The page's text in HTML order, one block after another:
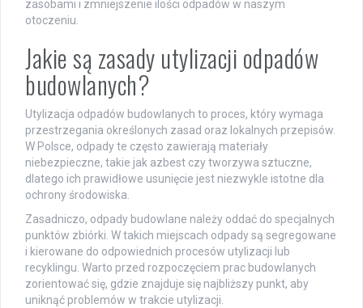
zasobami i zmniejszenie ilości odpadów w naszym
otoczeniu.
Jakie są zasady utylizacji odpadów
budowlanych?
Utylizacja odpadów budowlanych to proces, który wymaga
przestrzegania określonych zasad oraz lokalnych przepisów.
W Polsce, odpady te często zawierają materiały
niebezpieczne, takie jak azbest czy tworzywa sztuczne,
dlatego ich prawidłowe usunięcie jest niezwykle istotne dla
ochrony środowiska.
Zasadniczo, odpady budowlane należy oddać do specjalnych
punktów zbiórki. W takich miejscach odpady są segregowane
i kierowane do odpowiednich procesów utylizacji lub
recyklingu. Warto przed rozpoczęciem prac budowlanych
zorientować się, gdzie znajduje się najbliższy punkt, aby
uniknąć problemów w trakcie utylizacji.